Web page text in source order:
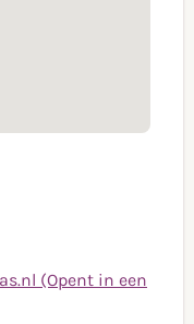
(Opent in een